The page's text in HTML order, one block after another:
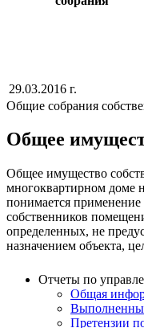
29.03.2016 г.
Общие собрания
Общее
Общее имущество
многоквартирном доме
понимается
собственников
определенных, не
назначением объекта,
Отчеты по
Общая
Претензии